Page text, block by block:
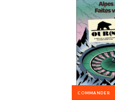
COMMANDER